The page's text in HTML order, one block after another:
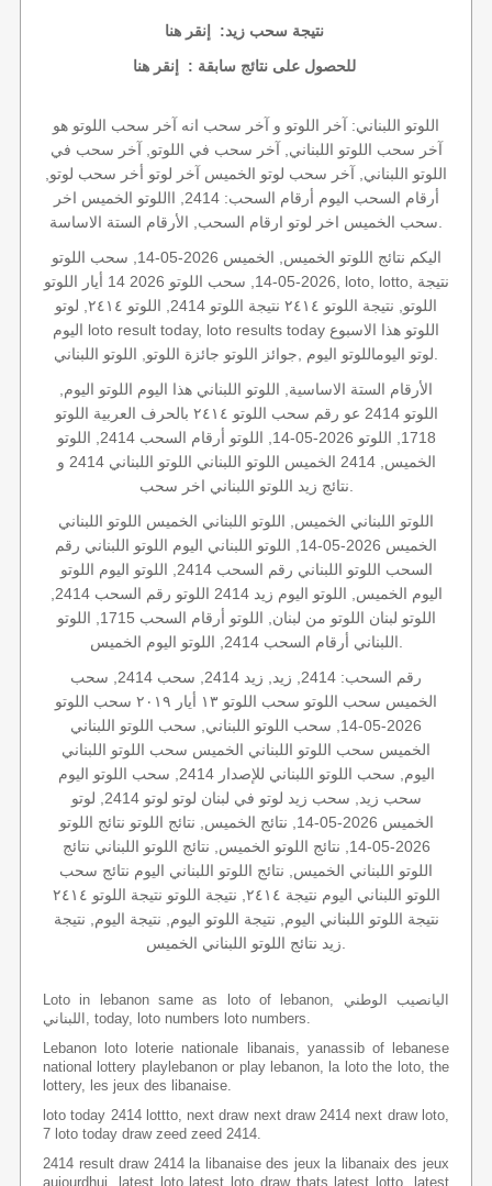
نتيجة سحب زيد:إنقر هنا
للحصول على نتائج سابقة :إنقر هنا
اللوتو اللبناني: آخر اللوتو و آخر سحب انه آخر سحب اللوتو هو
آخر سحب اللوتو اللبناني, آخر سحب في اللوتو, آخر سحب في
اللوتو اللبناني, آخر سحب لوتو الخميس آخر لوتو أخر سحب لوتو,
أرقام السحب اليوم أرقام السحب: 2414, االلوتو الخميس اخر
سحب الخميس اخر لوتو ارقام السحب, الأرقام الستة الاساسة.
اليكم نتائج اللوتو الخميس, الخميس 2026-05-14, سحب اللوتو
2026-05-14, سحب اللوتو 2026 14 أيار اللوتو, loto, lotto, نتيجة
اللوتو, نتيجة اللوتو ٢٤١٤ نتيجة اللوتو 2414, اللوتو ٢٤١٤, لوتو
اليوم loto result today, loto results today اللوتو هذا الاسبوع
لوتو اليوماللوتو اليوم ,جوائز اللوتو جائزة اللوتو, اللوتو اللبناني.
الأرقام الستة الاساسية, اللوتو اللبناني هذا اليوم اللوتو اليوم,
اللوتو 2414 عو رقم سحب اللوتو ٢٤١٤ بالحرف العربية اللوتو
1718, اللوتو 2026-05-14, اللوتو أرقام السحب 2414, اللوتو
الخميس, 2414 الخميس اللوتو اللبناني اللوتو اللبناني 2414 و
نتائج زيد اللوتو اللبناني اخر سحب.
اللوتو اللبناني الخميس, اللوتو اللبناني الخميس اللوتو اللبناني
الخميس 2026-05-14, اللوتو اللبناني اليوم اللوتو اللبناني رقم
السحب اللوتو اللبناني رقم السحب 2414, اللوتو اليوم اللوتو
اليوم الخميس, اللوتو اليوم زيد 2414 اللوتو رقم السحب 2414,
اللوتو لبنان اللوتو من لبنان, اللوتو أرقام السحب 1715, اللوتو
اللبناني أرقام السحب 2414, اللوتو اليوم الخميس.
رقم السحب: 2414, زيد, زيد 2414, سحب 2414, سحب
الخميس سحب اللوتو سحب اللوتو ١٣ أيار ٢٠١٩ سحب اللوتو
2026-05-14, سحب اللوتو اللبناني, سحب اللوتو اللبناني
الخميس سحب اللوتو اللبناني الخميس سحب اللوتو اللبناني
اليوم, سحب اللوتو اللبناني للإصدار 2414, سحب اللوتو اليوم
سحب زيد, سحب زيد لوتو في لبنان لوتو لوتو 2414, لوتو
الخميس 2026-05-14, نتائج الخميس, نتائج اللوتو نتائج اللوتو
2026-05-14, نتائج اللوتو الخميس, نتائج اللوتو اللبناني نتائج
اللوتو اللبناني الخميس, نتائج اللوتو اللبناني اليوم نتائج سحب
اللوتو اللبناني اليوم نتيجة ٢٤١٤, نتيجة اللوتو نتيجة اللوتو ٢٤١٤
نتيجة اللوتو اللبناني اليوم, نتيجة اللوتو اليوم, نتيجة اليوم, نتيجة
زيد نتائج اللوتو اللبناني الخميس.
Loto in lebanon same as loto of lebanon, اليانصيب الوطني
اللبناني, today, loto numbers loto numbers.
Lebanon loto loterie nationale libanais, yanassib of lebanese
national lottery playlebanon or play lebanon, la loto the loto, the
lottery, les jeux des libanaise.
loto today 2414 lottto, next draw next draw 2414 next draw loto,
7 loto today draw zeed zeed 2414.
2414 result draw 2414 la libanaise des jeux la libanaix des jeux
aujourdhui, latest loto latest loto draw thats latest lotto, latest